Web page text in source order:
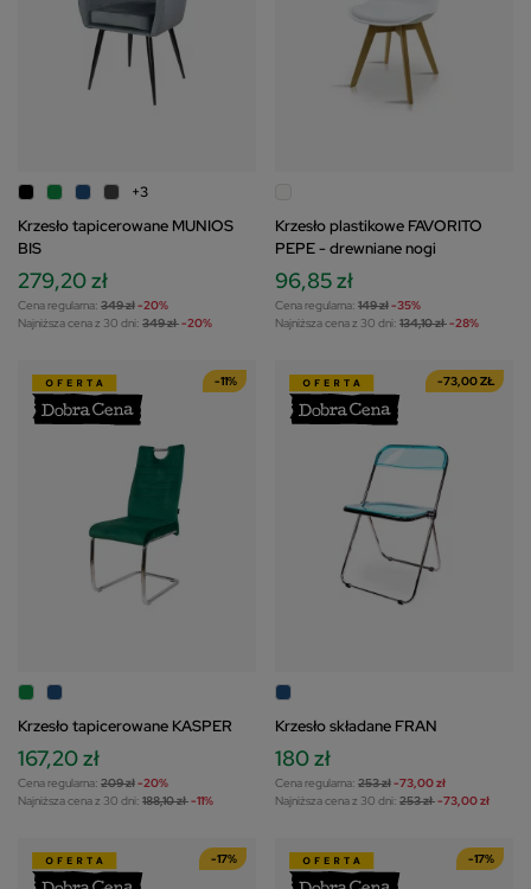
+3
Krzesło tapicerowane MUNIOS
BIS
279,20 zł
Cena regularna: 349 zł-20%
Najniższa cena z 30 dni: 349 zł-20%
Krzesło plastikowe FAVORITO
PEPE - drewniane nogi
96,85 zł
Cena regularna: 149 zł-35%
Najniższa cena z 30 dni: 134,10 zł-28%
-11%
Krzesło tapicerowane KASPER
167,20 zł
Cena regularna: 209 zł-20%
Najniższa cena z 30 dni: 188,10 zł-11%
-73,00 ZŁ
Krzesło składane FRAN
180 zł
Cena regularna: 253 zł-73,00 zł
Najniższa cena z 30 dni: 253 zł-73,00 zł
-17% -17%